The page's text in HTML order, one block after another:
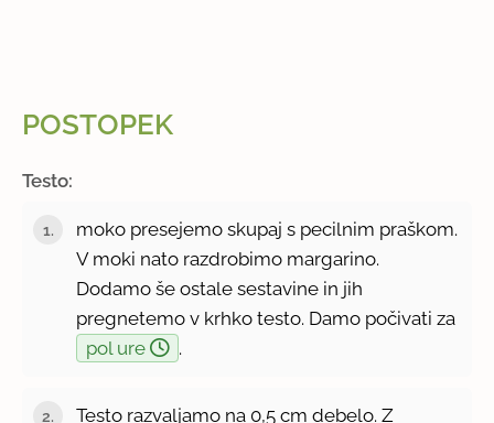
POSTOPEK
Testo:
moko presejemo skupaj s pecilnim praškom.
V moki nato razdrobimo margarino.
Dodamo še ostale sestavine in jih
pregnetemo v krhko testo. Damo počivati za
pol ure
.
Testo razvaljamo na 0,5 cm debelo. Z